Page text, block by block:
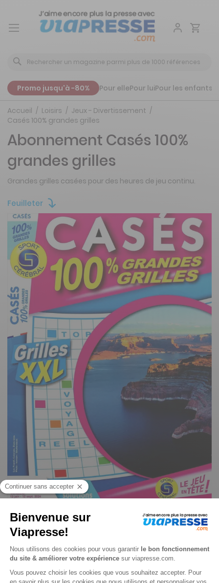
Aller
Promo jusqu'à -80% Pour ellePour luiPour les enfants
Accueil Loisirs
Jeux - Divertissement
Casés 100% grandes grilles
Feuilleter
Abonnement Casés 100%
grandes grilles
Grandes grilles casées pour des heures de jeu continu.
Papier